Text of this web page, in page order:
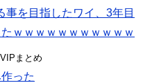
事を目指したワイ、3年目
ｗｗｗｗｗｗｗｗｗｗｗ
まとめ
った